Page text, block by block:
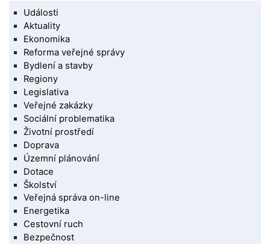
Události
Aktuality
Ekonomika
Reforma veřejné správy
Bydlení a stavby
Regiony
Legislativa
Veřejné zakázky
Sociální problematika
Životní prostředí
Doprava
Územní plánování
Dotace
Školství
Veřejná správa on-line
Energetika
Cestovní ruch
Bezpečnost